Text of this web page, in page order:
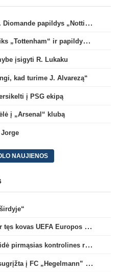
„Sporting“ klube atsiskleidęs O. Diomande papildys „Nottingham“ gretas
M. Solomonas po trijų metų paliks „Tottenham“ ir papildys „West Ham“ klubą
įsigyti R. Lukaku
kad turime J. Alvarezą“
į PSG ekipą
į „Arsenal“ klubą
NAUJIENOS
„Gintra“ nustelbė Rygos klubą ir tęs kovas UEFA Europos taurės atrankoje
Vaikinų U15 rinktinė Taline sužaidė pirmąsias kontrolines rungtynes
Kristupas–Algirdas Padegimas sugrįžta į FC „Hegelmann” B sudėtį